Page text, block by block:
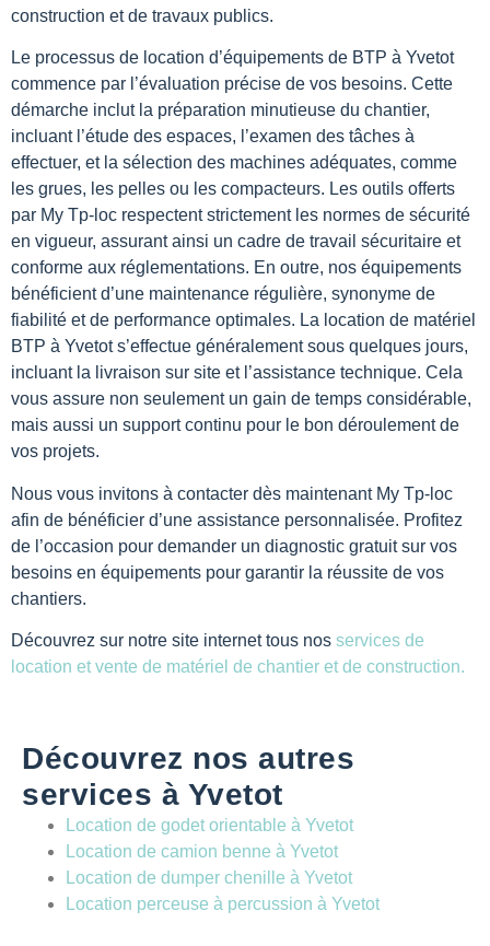
construction et de travaux publics.
Le processus de location d’équipements de BTP à Yvetot
commence par l’évaluation précise de vos besoins. Cette
démarche inclut la préparation minutieuse du chantier,
incluant l’étude des espaces, l’examen des tâches à
effectuer, et la sélection des machines adéquates, comme
les grues, les pelles ou les compacteurs. Les outils offerts
par My Tp-loc respectent strictement les normes de sécurité
en vigueur, assurant ainsi un cadre de travail sécuritaire et
conforme aux réglementations. En outre, nos équipements
bénéficient d’une maintenance régulière, synonyme de
fiabilité et de performance optimales. La location de matériel
BTP à Yvetot s’effectue généralement sous quelques jours,
incluant la livraison sur site et l’assistance technique. Cela
vous assure non seulement un gain de temps considérable,
mais aussi un support continu pour le bon déroulement de
vos projets.
Nous vous invitons à contacter dès maintenant My Tp-loc
afin de bénéficier d’une assistance personnalisée. Profitez
de l’occasion pour demander un diagnostic gratuit sur vos
besoins en équipements pour garantir la réussite de vos
chantiers.
Découvrez sur notre site internet tous nos services de
location et vente de matériel de chantier et de construction.
Découvrez nos autres
services à Yvetot
Location de godet orientable à Yvetot
Location de camion benne à Yvetot
Location de dumper chenille à Yvetot
Location perceuse à percussion à Yvetot